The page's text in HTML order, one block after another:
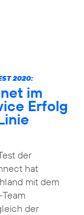
2020:
im
Erfolg
der
hat
mit dem
der